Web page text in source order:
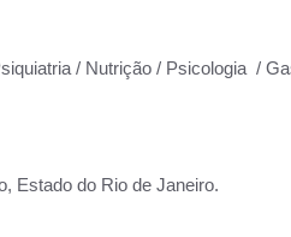
/ Nutrição / Psicologia /
Estado do Rio de Janeiro.